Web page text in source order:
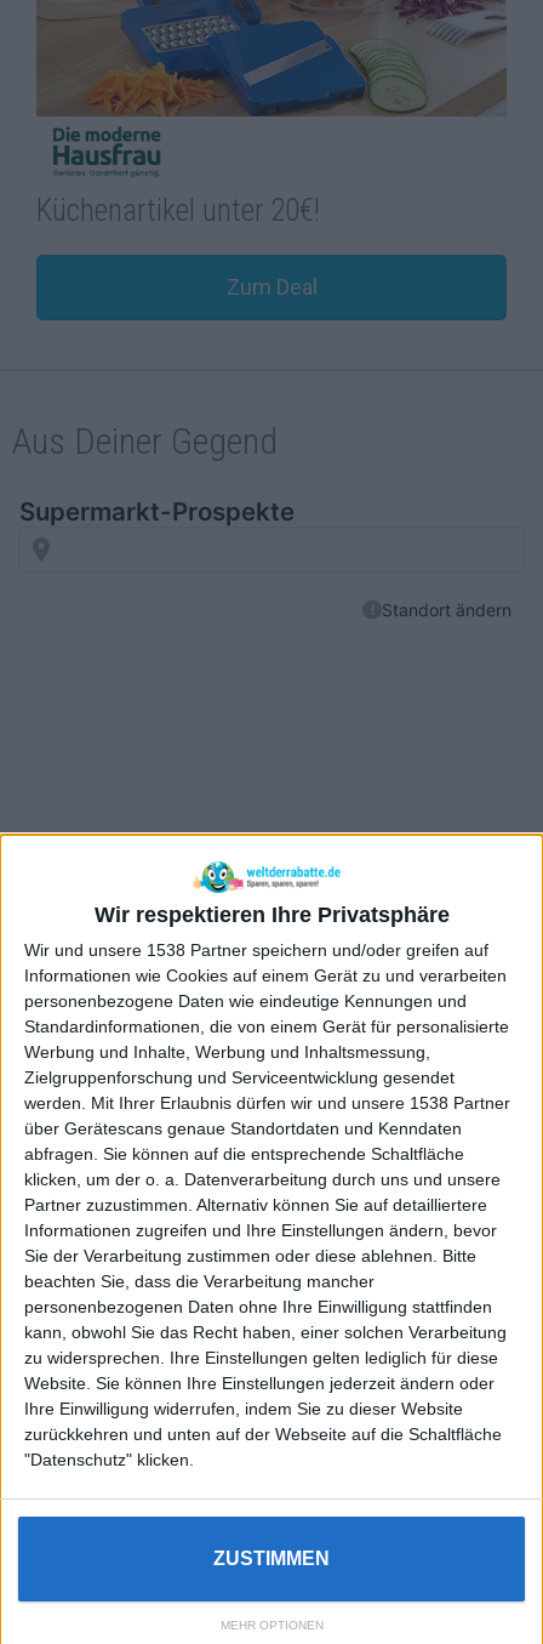
Wir respektieren Ihre Privatsphäre
Wir und unsere 1538 Partner speichern und/oder greifen auf
Informationen wie Cookies auf einem Gerät zu und verarbeiten
personenbezogene Daten wie eindeutige Kennungen und
Standardinformationen, die von einem Gerät für personalisierte
Werbung und Inhalte, Werbung und Inhaltsmessung,
Zielgruppenforschung und Serviceentwicklung gesendet
werden.
Mit Ihrer Erlaubnis dürfen wir und unsere 1538 Partner
über Gerätescans genaue Standortdaten und Kenndaten
abfragen. Sie können auf die entsprechende Schaltfläche
klicken, um der o. a. Datenverarbeitung durch uns und unsere
Partner zuzustimmen. Alternativ können Sie auf detailliertere
Informationen zugreifen und Ihre Einstellungen ändern, bevor
Sie der Verarbeitung zustimmen oder diese ablehnen.
Bitte
beachten Sie, dass die Verarbeitung mancher
personenbezogenen Daten ohne Ihre Einwilligung stattfinden
kann, obwohl Sie das Recht haben, einer solchen Verarbeitung
zu widersprechen. Ihre Einstellungen gelten lediglich für diese
Website. Sie können Ihre Einstellungen jederzeit ändern oder
Ihre Einwilligung widerrufen, indem Sie zu dieser Website
zurückkehren und unten auf der Webseite auf die Schaltfläche
"Datenschutz" klicken.
MEHR OPTIONEN
ZUSTIMMEN
Küchenartikel unter 20€!
Zum Deal
Aus Deiner Gegend
Datenschutz
Dein Smartphone – Dein Tarif
Wir nutzen Cookies, um Dir das bestmögliche Erlebnis zu
einstellen.
Cookie Einstellungen Datenschutz